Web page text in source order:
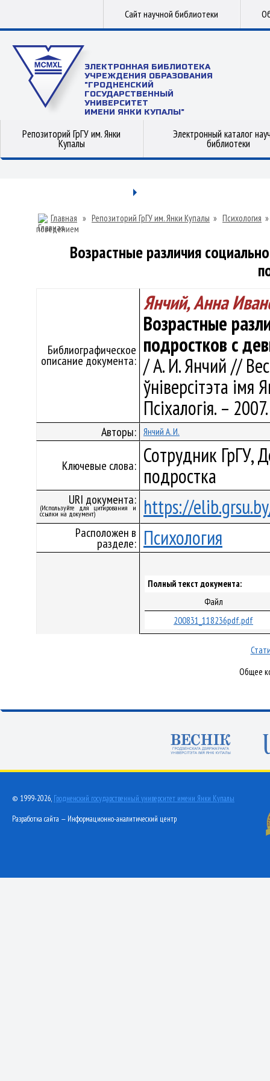
Сайт научной библиотеки
ЭЛЕКТРОННАЯ БИБЛИОТЕКА
УЧРЕЖДЕНИЯ ОБРАЗОВАНИЯ
"ГРОДНЕНСКИЙ
ГОСУДАРСТВЕННЫЙ
УНИВЕРСИТЕТ
ИМЕНИ ЯНКИ КУПАЛЫ"
Репозиторий ГрГУ им. Янки
Купалы
Электронный каталог
библиотеки
Главная » Репозиторий ГрГУ им. Янки Купалы » Психология »
поведением
Возрастные различия
Библиографическое
описание документа:
Янчий, Анна
Возрастные
подростков с
/ А. И. Янчий //
ўніверсітэта імя
Псіхалогія. –
Авторы: Янчий А. И.
Ключевые слова: Сотрудник ГрГУ,
подростка
URI документа:
(Используйте для цитирования и
ссылки на документ) https://
Расположен в
разделе: Психология
Полный текст документа:
Файл
200831_118236pdf.pdf
Общее
© 1999-2026, Гродненский государственный университет имени Янки Купалы
Разработка сайта — Информационно-аналитический центр